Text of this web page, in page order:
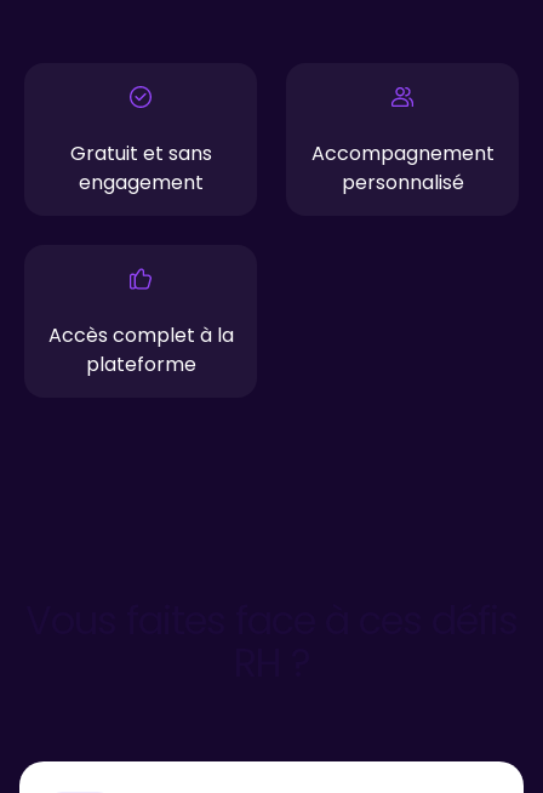
Gratuit et sans
engagement
Accompagnement
personnalisé
Accès complet à la
plateforme